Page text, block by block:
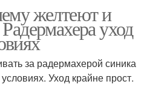
желтеют и
уход
за радермахерой синика
Уход крайне прост.